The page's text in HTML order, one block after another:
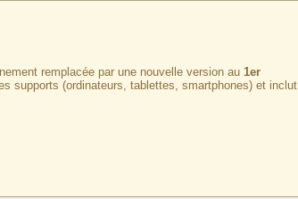
remplacée par une nouvelle version au 1er
supports (ordinateurs, tablettes, smartphones) et inclut